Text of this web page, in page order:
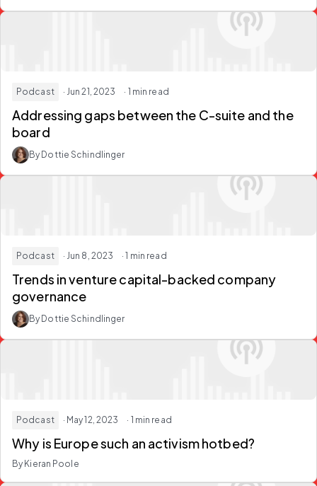
Podcast · Jun 21, 2023 · 1 min read
Addressing gaps between the C-suite and the
board
By Dottie Schindlinger
Podcast · Jun 8, 2023 · 1 min read
Trends in venture capital-backed company
governance
By Dottie Schindlinger
Podcast · May 12, 2023 · 1 min read
Why is Europe such an activism hotbed?
By Kieran Poole